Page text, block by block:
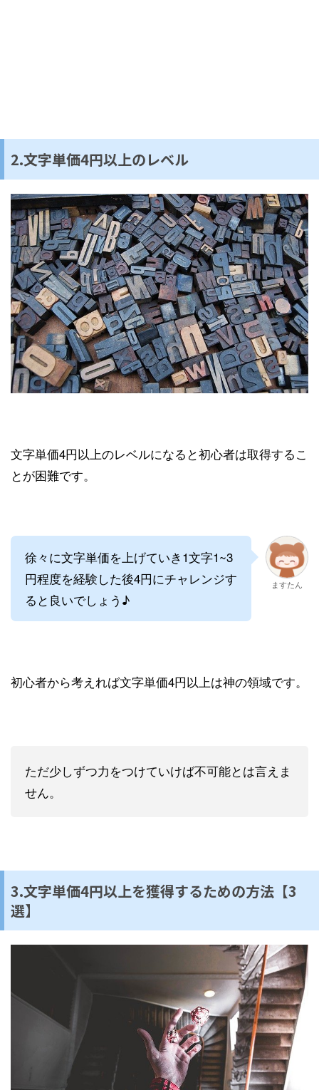
2.文字単価4円以上のレベル
文字単価4円以上のレベルになると初心者は取得するこ
とが困難です。
徐々に文字単価を上げていき1文字1~3
円程度を経験した後4円にチャレンジす
ると良いでしょう♪
ますたん
初心者から考えれば文字単価4円以上は神の領域です。
ただ少しずつ力をつけていけば不可能とは言えま
せん。
3.文字単価4円以上を獲得するための方法【3
選】